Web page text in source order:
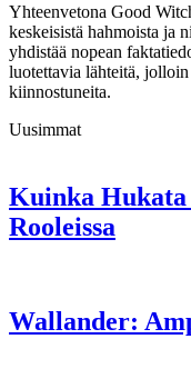
Yhteenvetona Good
keskeisistä hahmoista ja
yhdistää nopean
luotettavia lähteitä,
kiinnostuneita.
Uusimmat
Kuinka Hukata
Rooleissa
Wallander: